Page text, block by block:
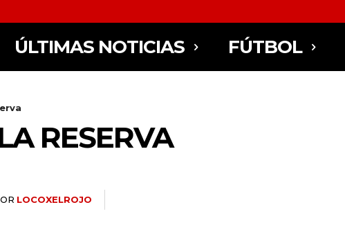
ÚLTIMAS NOTICIAS FÚTBOL
RESERVA
LOCOXELROJO